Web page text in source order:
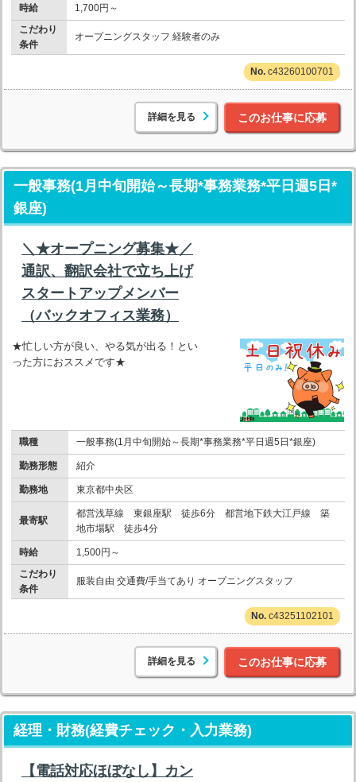
時給
1,700円～
こだわり
条件
オープニングスタッフ 経験者のみ
c43260100701
詳細を見る このお仕事に応募
一般事務(1月中旬開始～長期*事務業務*平日週5日*
銀座)
＼★オープニング募集★／
通訳、翻訳会社で立ち上げ
スタートアップメンバー
（バックオフィス業務）
★忙しい方が良い、やる気が出る！とい
った方におススメです★
職種 一般事務(1月中旬開始～長期*事務業務*平日週5日*銀座)
勤務形態 紹介
勤務地 東京都中央区
最寄駅
都営浅草線 東銀座駅 徒歩6分 都営地下鉄大江戸線 築
地市場駅 徒歩4分
時給
1,500円～
こだわり
条件
服装自由 交通費/手当てあり オープニングスタッフ
c43251102101
詳細を見る このお仕事に応募
経理・財務(経費チェック・入力業務)
【電話対応ほぼなし】カン